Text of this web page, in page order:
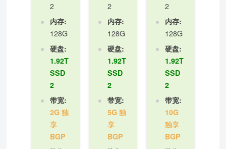
2
内存:
128G
硬盘:
1.92T
SSD
2
带宽:
2G 独
享
BGP
2
内存:
128G
硬盘:
1.92T
SSD
2
带宽:
5G 独
享
BGP
2
内存:
128G
硬盘:
1.92T
SSD
2
带宽:
10G
独享
BGP